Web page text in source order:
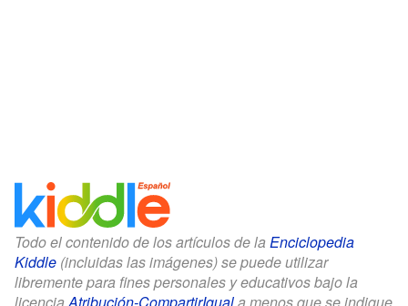
Todo el contenido de los artículos de la Enciclopedia
Kiddle (incluidas las imágenes) se puede utilizar
libremente para fines personales y educativos bajo la